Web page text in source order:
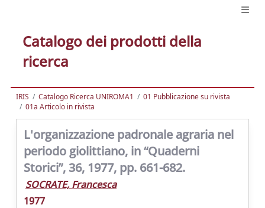
Catalogo dei prodotti della
ricerca
IRIS Catalogo Ricerca UNIROMA1
01 Pubblicazione su rivista
01a Articolo in rivista
L'organizzazione padronale agraria nel
periodo giolittiano, in “Quaderni
Storici”, 36, 1977, pp. 661-682.
SOCRATE, Francesca
1977